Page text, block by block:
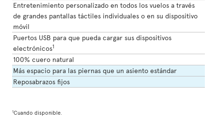
Entretenimiento personalizado en todos los vuelos a través
de grandes pantallas táctiles individuales o en su dispositivo
móvil
Puertos USB para que pueda cargar sus dispositivos
electrónicos1
100% cuero natural
Más espacio para las piernas que un asiento estándar
Reposabrazos fijos
1Cuando disponible.